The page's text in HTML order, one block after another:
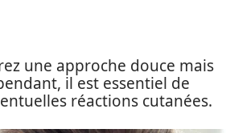
une approche douce mais
il est essentiel de
réactions cutanées.